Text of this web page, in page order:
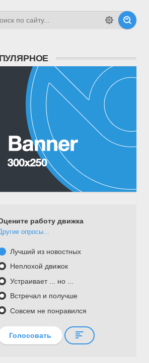
работу движка
опросы...
Лучший из новостных
Неплохой движок
Устраивает ... но ...
Встречал и получше
Совсем не понравился
Голосовать